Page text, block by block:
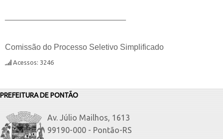
Comissão do Processo Seletivo Simplificado
Acessos: 3246
PREFEITURA DE PONTÃO
Av. Júlio Mailhos, 1613
99190-000 - Pontão-RS